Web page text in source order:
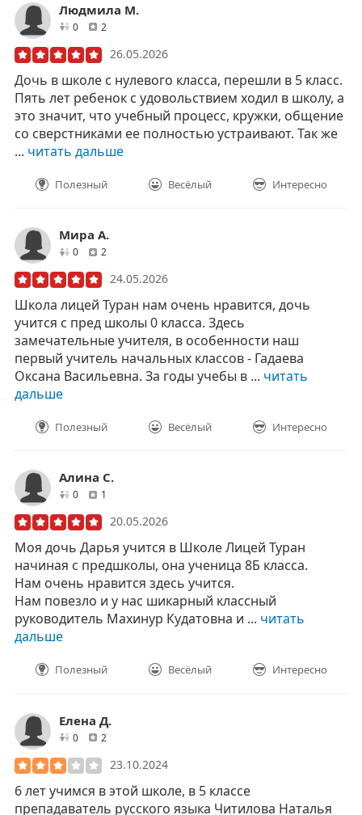
Людмила М.
0друзей
2
26.05.2026
Дочь в школе с нулевого класса, перешли в 5 класс.
Пять лет ребенок с удовольствием ходил в школу, а
это значит, что учебный процесс, кружки, общение
со сверстниками ее полностью устраивают. Так же
... читать дальше
Полезный Весёлый Интересно
Мира А.
0друзей
2
24.05.2026
Школа лицей Туран нам очень нравится, дочь
учится с пред школы 0 класса. Здесь
замечательные учителя, в особенности наш
первый учитель начальных классов - Гадаева
Оксана Васильевна. За годы учебы в ... читать
дальше
Полезный Весёлый Интересно
Алина С.
0друзей1
20.05.2026
Моя дочь Дарья учится в Школе Лицей Туран
начиная с предшколы, она ученица 8Б класса.
Нам очень нравится здесь учится.
Нам повезло и у нас шикарный классный
руководитель Махинур Кудатовна и ... читать
дальше
Полезный Весёлый Интересно
Елена Д.
0друзей
2
23.10.2024
6 лет учимся в этой школе, в 5 классе
препадаватель русского языка Читилова Наталья